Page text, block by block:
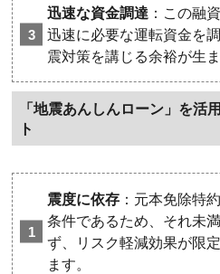
迅速な資金調達 ：この融
迅速に必要な運転資金を
震対策を講じる余裕が生ま
「地震あんしんローン」を活
ト
震度に依存 ：元本免除特
条件であるため、それ未
ず、リスク軽減効果が限
ます。